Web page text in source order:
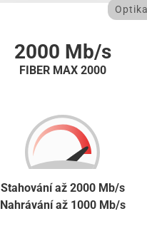
2000 Mb/s
FIBER MAX 2000
Optika
Stahování až 2000 Mb/s
Nahrávání až 1000 Mb/s